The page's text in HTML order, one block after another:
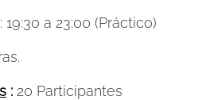
a 23:00 (Práctico)
: 20 Participantes